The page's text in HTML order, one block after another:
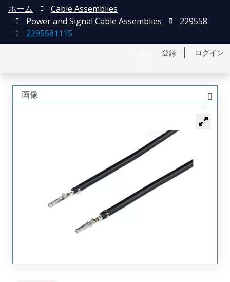
登録 ログイン
ホーム
Cable Assemblies
Power and Signal Cable Assemblies
229558
2295581115
画像